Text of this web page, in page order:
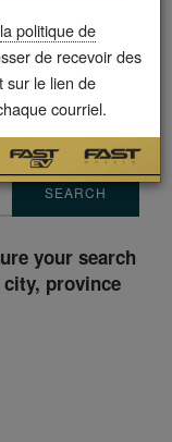
to find a
SEARCH
your search
province
la politique de
de recevoir des
sur le lien de
courriel.